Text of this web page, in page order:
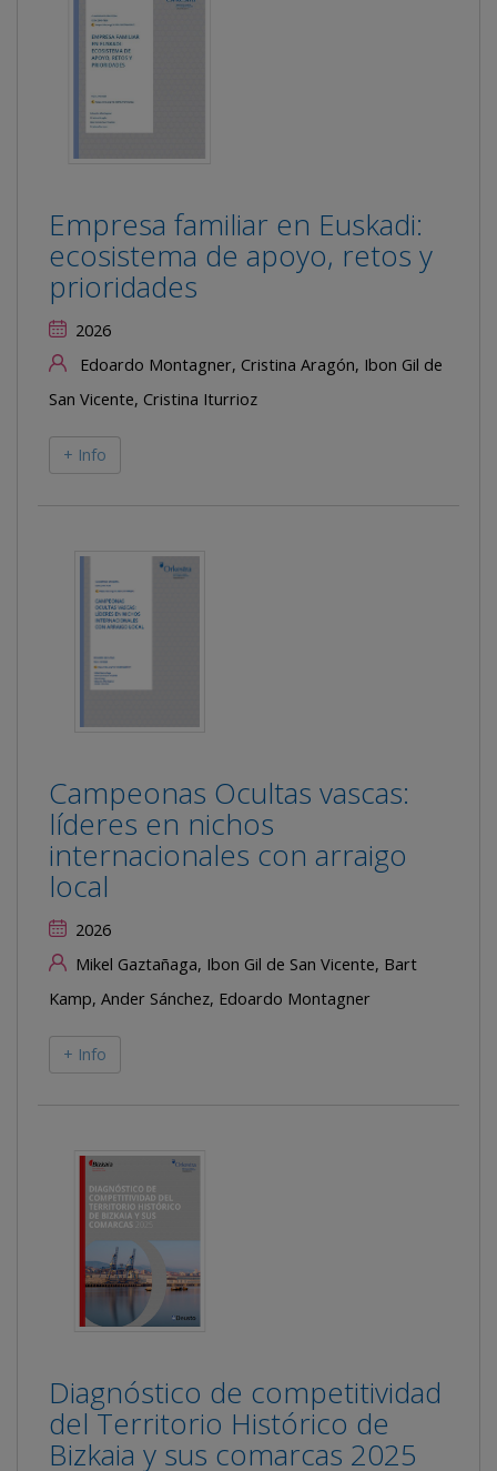
Empresa familiar en Euskadi:
ecosistema de apoyo, retos y
prioridades
2026
Edoardo Montagner, Cristina Aragón, Ibon Gil de
San Vicente, Cristina Iturrioz
+ Info
Campeonas Ocultas vascas:
líderes en nichos
internacionales con arraigo
local
2026
Mikel Gaztañaga, Ibon Gil de San Vicente, Bart
Kamp, Ander Sánchez, Edoardo Montagner
+ Info
Diagnóstico de competitividad
del Territorio Histórico de
Bizkaia y sus comarcas 2025